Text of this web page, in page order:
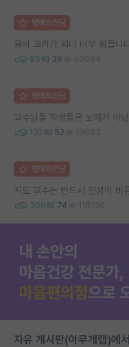
명예의전당
용의 꼬리가 되니 너무 힘듭니
85 39 40964
명예의전당
교수님들 학생들은 노예가 아닙
132 52 19683
명예의전당
지도 교수는 반드시 인성이 바
399 74 118136
자유 게시판(아무개랩)에